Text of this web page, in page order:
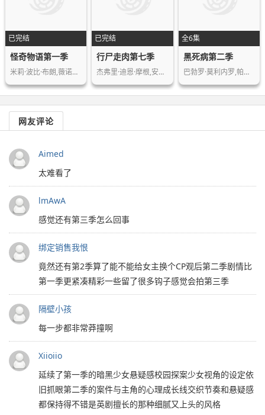
已完结
怪奇物语第一季
米莉·波比·布朗,薇诺娜·瑞德,大卫·…
已完结
行尸走肉第七季
杰弗里·迪恩·摩根,安德鲁·林肯,劳伦…
全6集
黑死病第二季
巴勃罗·莫利内罗,帕特里夏·洛佩斯·…
网友评论
Aimed
太难看了
lmAwA
感觉还有第三季怎么回事
绑定销售我恨
竟然还有第2季算了能不能给女主换个CP观后第二季剧情比
第一季更紧凑精彩一些留了很多钩子感觉会拍第三季
隔壁小孩
每一步都非常莽撞啊
Xiioiio
延续了第一季的暗黑少女悬疑感校园探案少女视角的设定依
旧抓眼第二季的案件与主角的心理成长线交织节奏和悬疑感
都保持得不错是英剧擅长的那种细腻又上头的风格